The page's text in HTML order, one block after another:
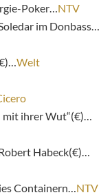
Poker… NTV
im Donbass…
Welt
ihrer Wut“(€)…
Habeck(€)…
Containern… NTV